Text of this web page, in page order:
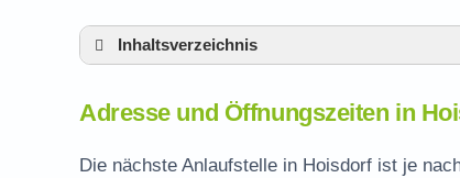
Inhaltsverzeichnis
Leistungen der Arbeitsvermittlung in
Termin vereinbaren und Bürgergeld
Adresse und Öffnungszeiten in
Die nächste Anlaufstelle in Hoisdorf ist je